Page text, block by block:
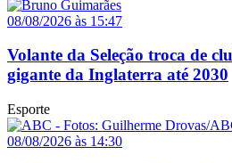
08/08/2026 às 15:47
Volante da Seleção troca de
gigante da Inglaterra até 2030
Esporte
08/08/2026 às 14:30